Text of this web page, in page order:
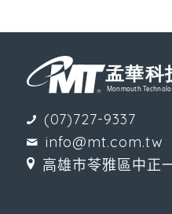
(07)727-9337
info@mt.com.tw
高雄市苓雅區中正